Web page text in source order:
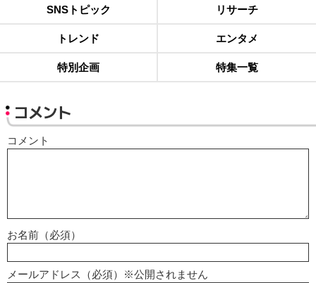
SNSトピック リサーチ
トレンド エンタメ
特別企画 特集一覧
コメント
コメント
お名前（必須）
メールアドレス（必須）※公開されません